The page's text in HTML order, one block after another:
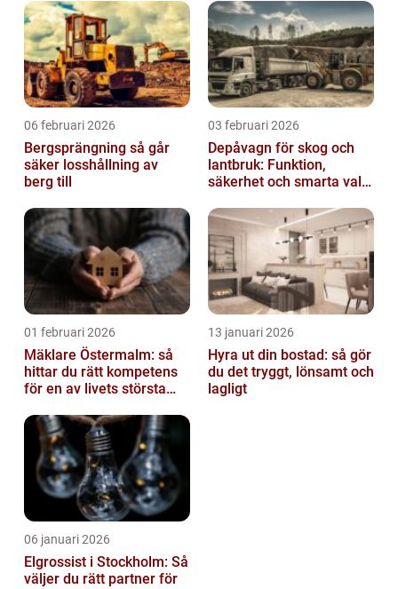
06 februari 2026
Bergsprängning så går
säker losshållning av
berg till
03 februari 2026
Depåvagn för skog och
lantbruk: Funktion,
säkerhet och smarta val
01 februari 2026
Mäklare Östermalm: så
hittar du rätt kompetens
för en av livets största
13 januari 2026
Hyra ut din bostad: så gör
du det tryggt, lönsamt och
lagligt
06 januari 2026
Elgrossist i Stockholm: Så
väljer du rätt partner för